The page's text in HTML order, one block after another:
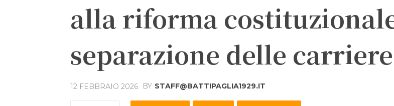
alla riforma
separazione delle carriere
12 FEBBRAIO 2026 BY STAFF@BATTIPAGLIA1929.IT